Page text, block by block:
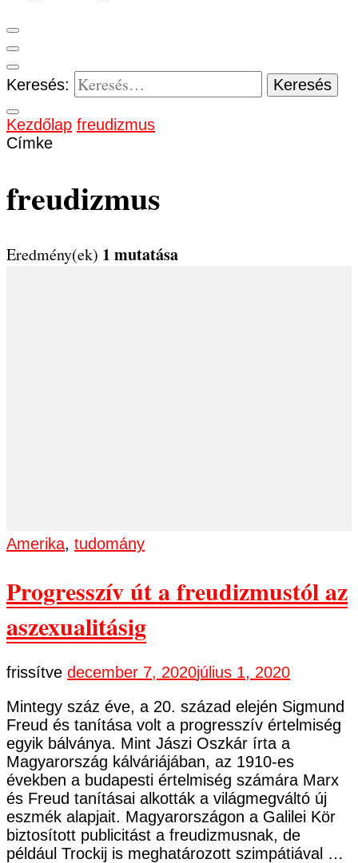
Keresés:
Kezdőlap freudizmus
Címke
freudizmus
Eredmény(ek) 1 mutatása
Amerika, tudomány
Progresszív út a freudizmustól az
aszexualitásig
frissítve december 7, 2020július 1, 2020
Mintegy száz éve, a 20. század elején Sigmund
Freud és tanítása volt a progresszív értelmiség
egyik bálványa. Mint Jászi Oszkár írta a
Magyarország kálváriájában, az 1910-es
években a budapesti értelmiség számára Marx
és Freud tanításai alkották a világmegváltó új
eszmék alapjait. Magyarországon a Galilei Kör
biztosított publicitást a freudizmusnak, de
például Trockij is meghatározott szimpátiával …